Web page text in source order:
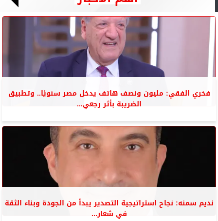
فخري الفقي: مليون ونصف هاتف يدخل مصر سنويًا.. وتطبيق
الضريبة بأثر رجعي...
نديم سمنه: نجاح استراتيجية التصدير يبدأ من الجودة وبناء الثقة
في شعار...